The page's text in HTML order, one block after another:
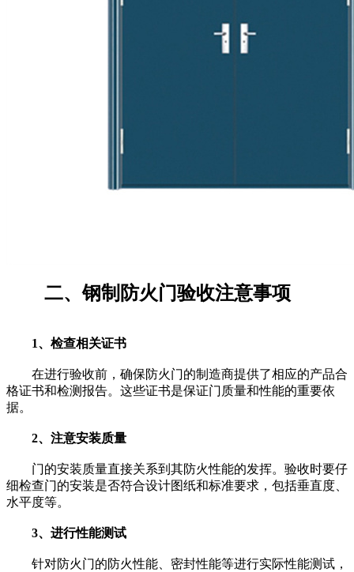
二、钢制防火门验收注意事项
1、检查相关证书
在进行验收前，确保防火门的制造商提供了相应的产品合
格证书和检测报告。这些证书是保证门质量和性能的重要依
据。
2、注意安装质量
门的安装质量直接关系到其防火性能的发挥。验收时要仔
细检查门的安装是否符合设计图纸和标准要求，包括垂直度、
水平度等。
3、进行性能测试
针对防火门的防火性能、密封性能等进行实际性能测试，